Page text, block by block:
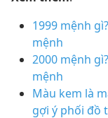
1999 mệnh
mệnh
2000 mệnh
mệnh
Màu kem là
gợi ý phối đồ